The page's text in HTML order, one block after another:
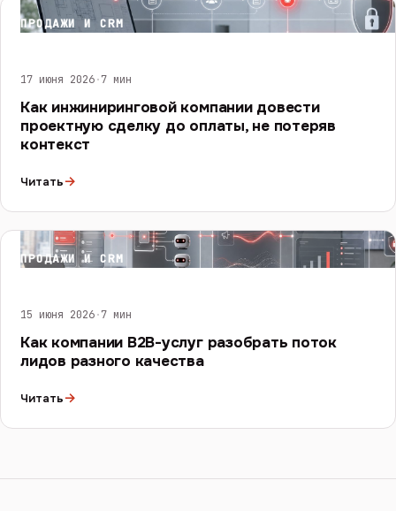
ПРОДАЖИ И CRM
17 июня 2026·7 мин
Как инжиниринговой компании довести
проектную сделку до оплаты, не потеряв
контекст
Читать→
ПРОДАЖИ И CRM
15 июня 2026·7 мин
Как компании B2B-услуг разобрать поток
лидов разного качества
Читать→